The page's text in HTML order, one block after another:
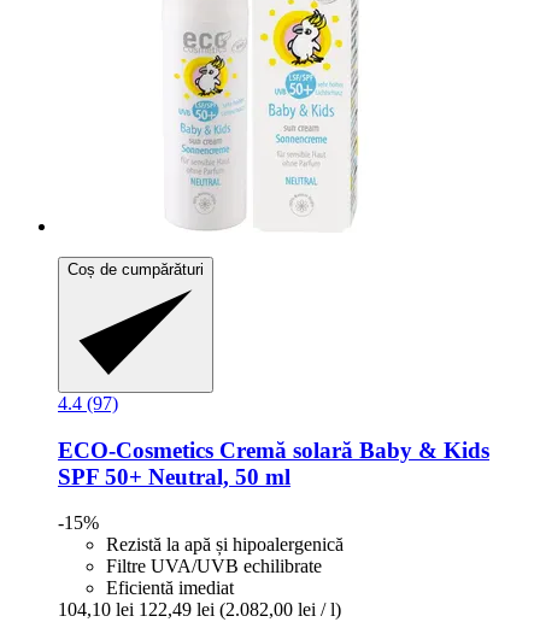
Coș de cumpărături
4.4 (97)
ECO-Cosmetics Cremă solară Baby & Kids
SPF 50+ Neutral, 50 ml
-15%
Rezistă la apă și hipoalergenică
Filtre UVA/UVB echilibrate
Eficientă imediat
104,10 lei 122,49 lei (2.082,00 lei / l)